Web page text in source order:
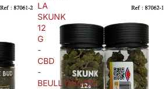
LA
SKUNK
12
G
-
CBD
-
BEULLYWOOD